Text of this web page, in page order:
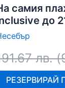
самия
до
лв. (
РЕЗЕРВИРАЙ